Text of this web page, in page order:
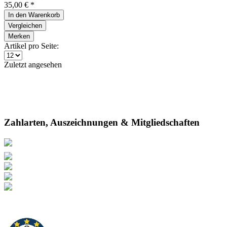
35,00 € *
In den Warenkorb
Vergleichen
Merken
Artikel pro Seite:
Zuletzt angesehen
Zahlarten, Auszeichnungen & Mitgliedschaften